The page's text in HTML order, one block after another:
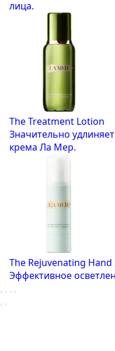
лица.
The Treatment Lotion
Значительно
крема Ла Мер.
The Rejuvenating Hand
Эффективное